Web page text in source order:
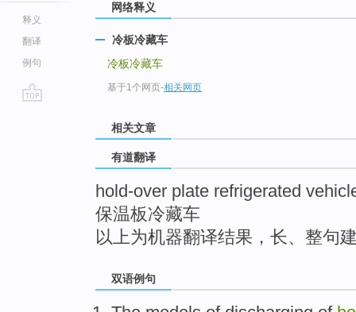
释义
翻译
例句
网络释义
冷板冷藏车
冷板冷藏车
基于1个网页-相关网页
相关文章
有道翻译
hold-over plate refrigerated
保温板冷藏车
以上为机器翻译结果，长、整句
双语例句